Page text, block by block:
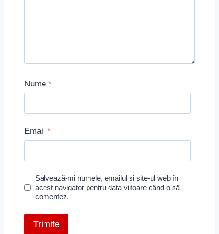
Nume *
Email *
Salvează-mi numele, emailul și site-ul web în
acest navigator pentru data viitoare când o să
comentez.